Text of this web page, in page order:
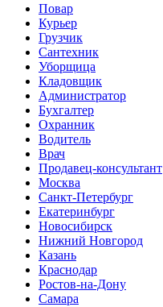
Повар
Курьер
Грузчик
Сантехник
Уборщица
Кладовщик
Администратор
Бухгалтер
Охранник
Водитель
Врач
Продавец-консультант
Москва
Санкт-Петербург
Екатеринбург
Новосибирск
Нижний Новгород
Казань
Краснодар
Ростов-на-Дону
Самара